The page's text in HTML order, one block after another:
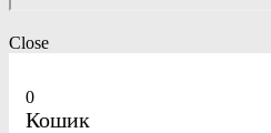
Close
0
Кошик